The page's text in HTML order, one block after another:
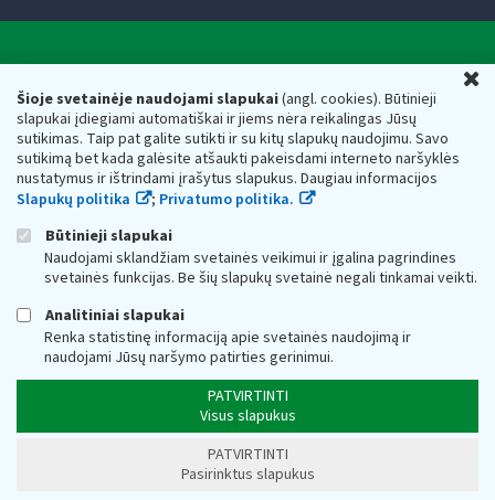
Šioje svetainėje naudojami slapukai(angl. cookies). Būtinieji
slapukai įdiegiami automatiškai ir jiems nėra reikalingas Jūsų
sutikimas. Taip pat galite sutikti ir su kitų slapukų naudojimu. Savo
sutikimą bet kada galėsite atšaukti pakeisdami interneto naršyklės
nustatymus ir ištrindami įrašytus slapukus. Daugiau informacijos
Slapukų politika
; Privatumo politika.
Būtinieji slapukai
Naudojami sklandžiam svetainės veikimui ir įgalina pagrindines
svetainės funkcijas. Be šių slapukų svetainė negali tinkamai veikti.
Analitiniai slapukai
Renka statistinę informaciją apie svetainės naudojimą ir
naudojami Jūsų naršymo patirties gerinimui.
PATVIRTINTI
Visus slapukus
PATVIRTINTI
Pasirinktus slapukus
Valstybinė mokesčių inspekcija prie Lietuvos
Respublikos finansų ministerijos
Biudžetinė įstaiga. Juridinio asmens kodas — 188659752,
adresas: Vasario 16-osios g. 14, 01107 Vilnius, Lietuva, el.paštas:
vmi@vmi.lt , E. pristatymo dėžutės adresas 188659752
Duomenys apie Valstybinę mokesčių inspekciją prie Lietuvos
Respublikos finansų ministerijos kaupiami ir saugomi Juridinių